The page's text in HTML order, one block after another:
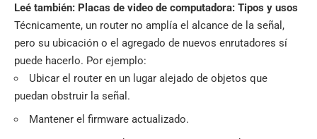
Leé también: Placas de video de computadora: Tipos y usos
Técnicamente, un router no amplía el alcance de la señal,
pero su ubicación o el agregado de nuevos enrutadores sí
puede hacerlo. Por ejemplo:
Ubicar el router en un lugar alejado de objetos que
puedan obstruir la señal.
Mantener el firmware actualizado.